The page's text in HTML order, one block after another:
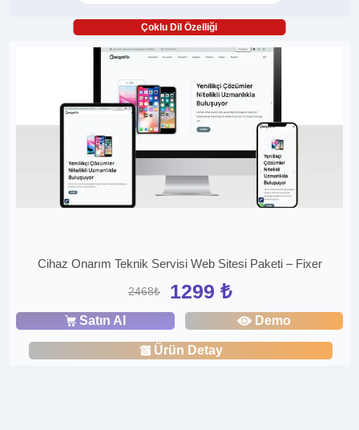
Çoklu Dil Özelliği
Cihaz Onarım Teknik Servisi Web Sitesi Paketi – Fixer
2468₺ 1299 ₺
Satın Al Demo
Ürün Detay